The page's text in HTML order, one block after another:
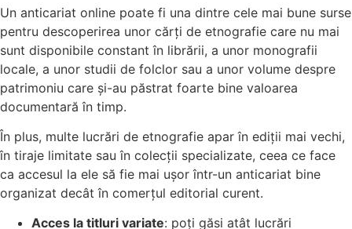
Un anticariat online poate fi una dintre cele mai bune surse
pentru descoperirea unor cărți de etnografie care nu mai
sunt disponibile constant în librării, a unor monografii
locale, a unor studii de folclor sau a unor volume despre
patrimoniu care și-au păstrat foarte bine valoarea
documentară în timp.
În plus, multe lucrări de etnografie apar în ediții mai vechi,
în tiraje limitate sau în colecții specializate, ceea ce face
ca accesul la ele să fie mai ușor într-un anticariat bine
organizat decât în comerțul editorial curent.
Acces la titluri variate: poți găsi atât lucrări